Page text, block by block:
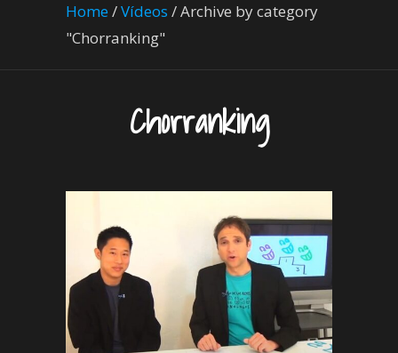
Home/Vídeos /Archive by category
"Chorranking"
Chorranking